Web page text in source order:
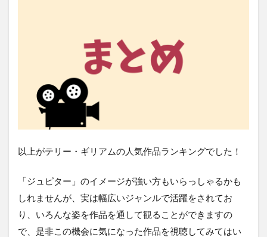
以上がテリー・ギリアムの人気作品ランキングでした！
「ジュピター」 のイメージが強い方もいらっしゃるかも
しれませんが、実は幅広いジャンルで活躍をされてお
り、いろんな姿を作品を通して観ることができますの
で、是非この機会に気になった作品を視聴してみてはい